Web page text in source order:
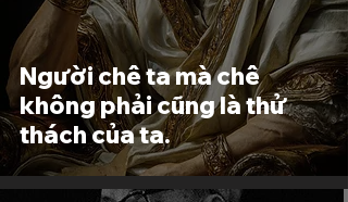
Người chê ta mà chê
không phải cũng là thử
thách của ta.